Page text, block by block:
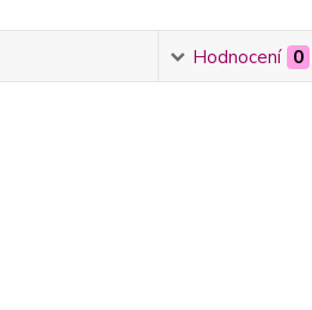
Hodnocení 0